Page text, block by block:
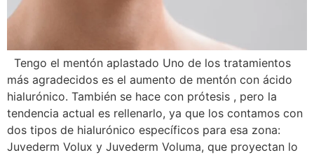
Tengo el mentón aplastado Uno de los tratamientos
más agradecidos es el aumento de mentón con ácido
hialurónico. También se hace con prótesis , pero la
tendencia actual es rellenarlo, ya que los contamos con
dos tipos de hialurónico específicos para esa zona:
Juvederm Volux y Juvederm Voluma, que proyectan lo